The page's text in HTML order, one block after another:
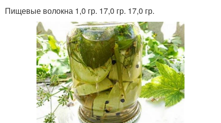
Пищевые волокна 1,0 гр. 17,0 гр. 17,0 гр.